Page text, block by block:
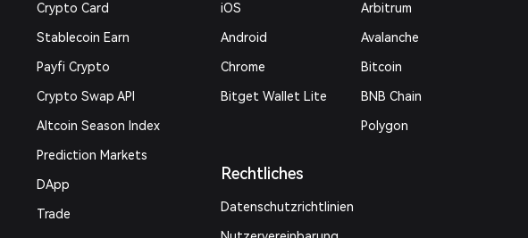
Crypto Card
Stablecoin Earn
Payfi Crypto
Crypto Swap API
Altcoin Season Index
Prediction Markets
DApp
Trade
iOS
Android
Chrome
Bitget Wallet Lite
Rechtliches
Datenschutzrichtlinien
Arbitrum
Avalanche
Bitcoin
BNB Chain
Polygon